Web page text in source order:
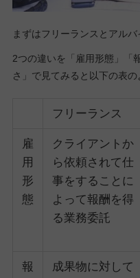
まずはフリーランスとアル
2つの違いを「雇用形態」「
さ」で見てみると以下の表の
フリーランス
雇
用
形
態
クライアントか
ら依頼されて仕
事をすることに
よって報酬を得
る業務委託
報
成果物に対して